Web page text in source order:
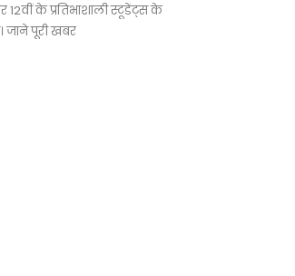
12वीं के प्रतिभाशाली स्टूडेंट्स के
जाने पूरी खबर